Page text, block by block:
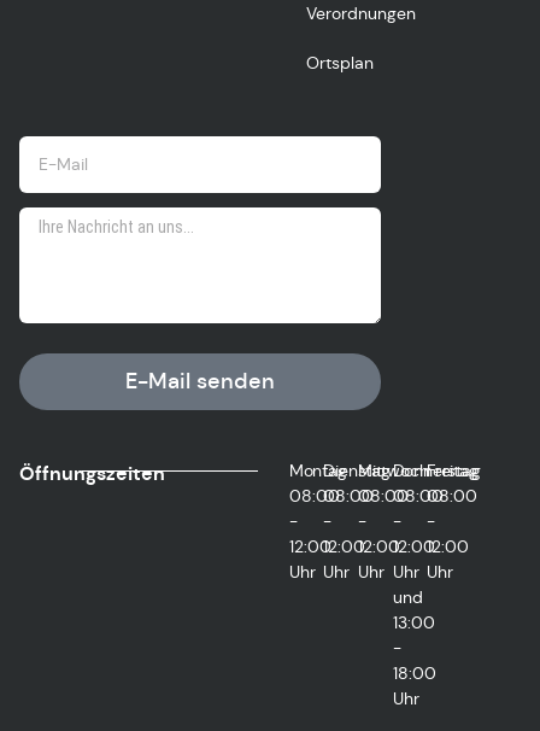
Verordnungen
Ortsplan
E-Mail senden
Öffnungszeiten
Montag
08:00
-
12:00
Uhr
Dienstag
08:00
-
12:00
Uhr
Mittwoch
08:00
-
12:00
Uhr
Donnerstag
08:00
-
12:00
Uhr
und
13:00
-
18:00
Uhr
Freitag
08:00
-
12:00
Uhr